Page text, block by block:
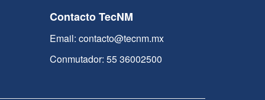
Contacto TecNM
Email: contacto@tecnm.mx
Conmutador: 55 36002500